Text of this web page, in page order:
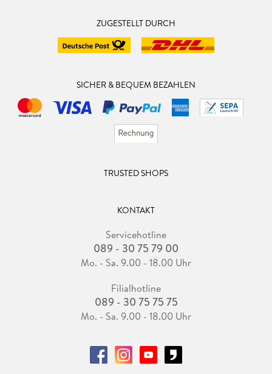
ZUGESTELLT DURCH
SICHER & BEQUEM BEZAHLEN
TRUSTED SHOPS
KONTAKT
Servicehotline
089 - 30 75 79 00
Mo. - Sa. 9.00 - 18.00 Uhr
Filialhotline
089 - 30 75 75 75
Mo. - Sa. 9.00 - 18.00 Uhr